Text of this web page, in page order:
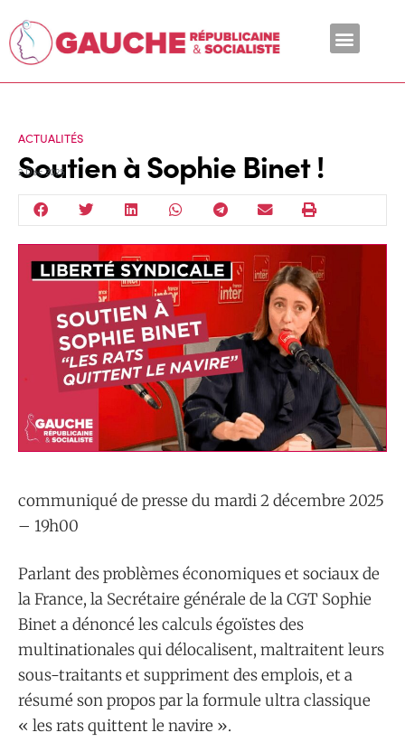
ACTUALITÉS
Soutien à Sophie Binet !
2 Déc 2025
communiqué de presse du mardi 2 décembre 2025
– 19h00
Parlant des problèmes économiques et sociaux de
la France, la Secrétaire générale de la CGT Sophie
Binet a dénoncé les calculs égoïstes des
multinationales qui délocalisent, maltraitent leurs
sous-traitants et suppriment des emplois, et a
résumé son propos par la formule ultra classique
« les rats quittent le navire ».